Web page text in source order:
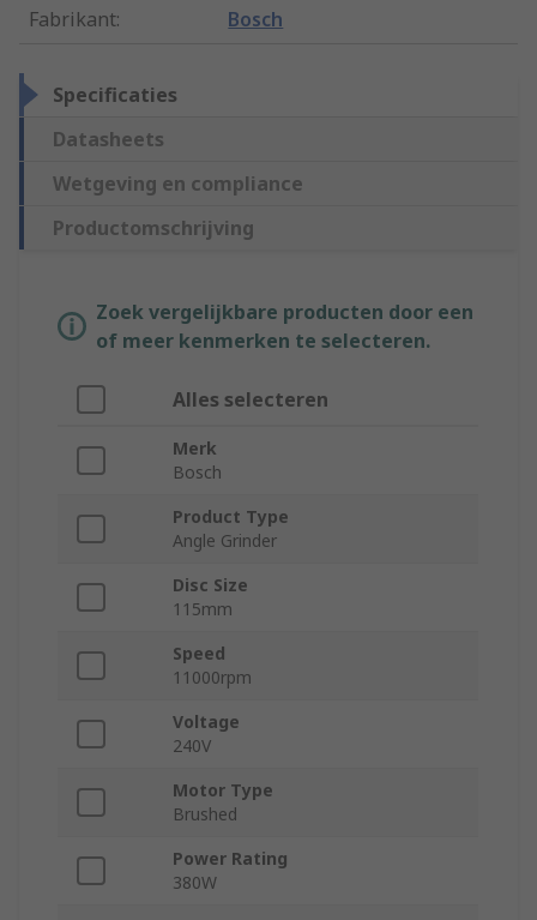
Fabrikant: Bosch
Specificaties
Datasheets
Wetgeving en compliance
Productomschrijving
Zoek vergelijkbare producten door een
of meer kenmerken te selecteren.
Alles selecteren
Merk
Bosch
Product Type
Angle Grinder
Disc Size
115mm
Speed
11000rpm
Voltage
240V
Motor Type
Brushed
Power Rating
380W